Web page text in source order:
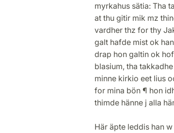
myrkahus sätia: Tha
at thu gitir mik mz
vardher thz for thy
galt hafde mist ok
drap hon galtin ok
blasium, tha
minne kirkio eet lius
for mina bön ¶ hon
thimde hänne j alla
Här äpte leddis han